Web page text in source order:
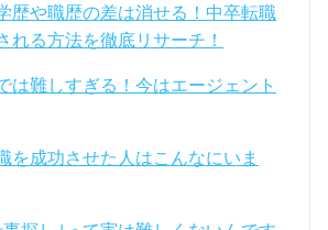
歴や職歴の差は消せる！中卒転職
れる方法を徹底リサーチ！
は難しすぎる！今はエージェント
を成功させた人はこんなにいま